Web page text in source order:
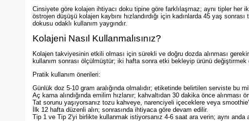
Cinsiyete göre kolajen ihtiyacı doku tipine göre farklılaşmaz; aynı tipler
östrojen düşüşü kolajen kaybını hızlandırdığı için kadınlarda 45 yaş
dokusu odaklı kullanım yaygındır.
Kolajeni Nasıl Kullanmalısınız?
Kolajen takviyesinin etkili olması için sürekli ve doğru dozda alınması
kullanım sonrası ölçülmüştür; iki hafta sonra etki bekleyip ürünü değiştirmek
Pratik kullanım önerileri:
Günlük doz 5-10 gram aralığında olmalıdır; etiketinde belirtilen serviste bu
Aç karna alındığında emilim hızlanır; kahvaltıdan 30 dakika önce alınması
Tat sorunu yaşıyorsanız tozu kahveye, narenciyeli içeceklere veya
İlk 12 hafta düzenli alın; sonrasında ihtiyaca göre devam edilir.
Tip 1 ve Tip 2'yi birlikte kullanmak istiyorsanız 4-6 saat ara verin; aynı anda